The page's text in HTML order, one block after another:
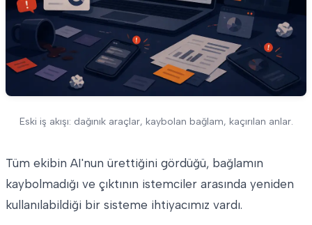
Eski iş akışı: dağınık araçlar, kaybolan bağlam, kaçırılan anlar.
Tüm ekibin AI'nun ürettiğini gördüğü, bağlamın
kaybolmadığı ve çıktının istemciler arasında yeniden
kullanılabildiği bir sisteme ihtiyacımız vardı.